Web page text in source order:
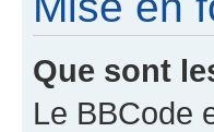
Que sont
Le BBCode